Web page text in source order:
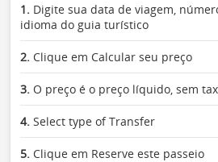
1. Digite sua data de viagem,
idioma do guia turístico
2. Clique em Calcular seu preço
3. O preço é o preço líquido, sem
4. Select type of Transfer
5. Clique em Reserve este passeio